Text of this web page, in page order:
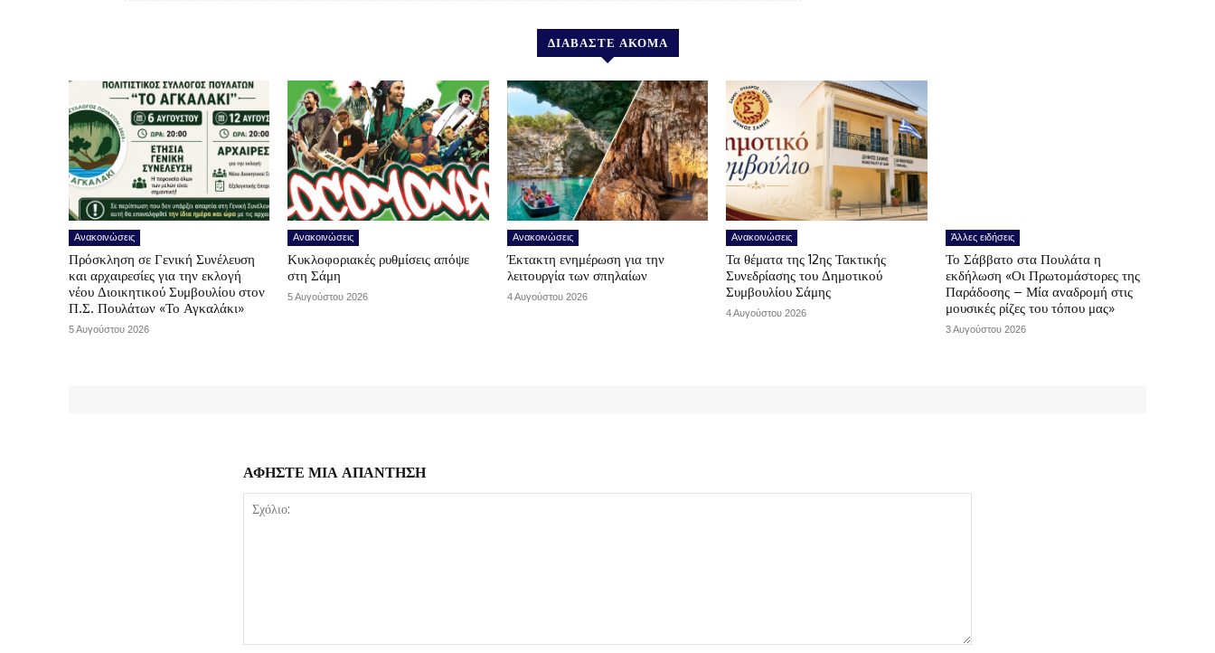
ΔΙΑΒΑΣΤΕ ΑΚΟΜΑ
Ανακοινώσεις
Πρόσκληση σε Γενική Συνέλευση
και αρχαιρεσίες για την εκλογή
νέου Διοικητικού Συμβουλίου στον
Π.Σ. Πουλάτων «Το Αγκαλάκι»
5 Αυγούστου 2026
Ανακοινώσεις
Κυκλοφοριακές ρυθμίσεις απόψε
στη Σάμη
5 Αυγούστου 2026
Ανακοινώσεις
Έκτακτη ενημέρωση για την
λειτουργία των σπηλαίων
4 Αυγούστου 2026
Ανακοινώσεις
Τα θέματα της 12ης Τακτικής
Συνεδρίασης του Δημοτικού
Συμβουλίου Σάμης
4 Αυγούστου 2026
Άλλες ειδήσεις
Το Σάββατο στα Πουλάτα η
εκδήλωση «Οι Πρωτομάστορες της
Παράδοσης – Μία αναδρομή στις
μουσικές ρίζες του τόπου μας»
3 Αυγούστου 2026
ΑΦΗΣΤΕ ΜΙΑ ΑΠΑΝΤΗΣΗ